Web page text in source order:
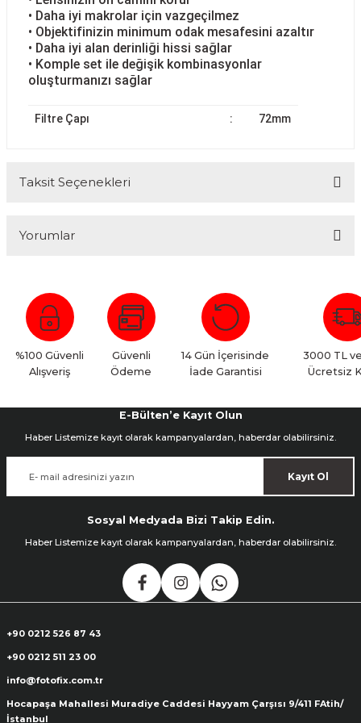
• Daha iyi makrolar için vazgeçilmez
• Objektifinizin minimum odak mesafesini azaltır
• Daha iyi alan derinliği hissi sağlar
• Komple set ile değişik kombinasyonlar
oluşturmanızı sağlar
Filtre Çapı : 72mm
Taksit Seçenekleri
Yorumlar
Bu ürüne ilk yorumu siz yapın!
Yorum Yaz
%100 Güvenli
Alışveriş
Güvenli
Ödeme
14 Gün İçerisinde
İade Garantisi
3000 TL
Ücretsiz
E-Bülten’e Kayıt Olun
Haber Listemize kayıt olarak kampanyalardan, haberdar olabilirsiniz.
Kayıt Ol
Sosyal Medyada Bizi Takip Edin.
Haber Listemize kayıt olarak kampanyalardan, haberdar olabilirsiniz.
+90 0212 526 87 43
+90 0212 511 23 00
info@fotofix.com.tr
Hocapaşa Mahallesi Muradiye Caddesi Hayyam Çarşısı 9/411 FAtih/
İstanbul